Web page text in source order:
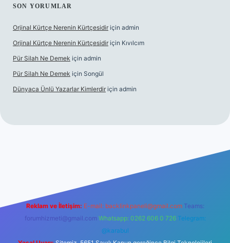
SON YORUMLAR
Orjinal Kürtçe Nerenin Kürtçesidir için admin
Orjinal Kürtçe Nerenin Kürtçesidir için Kıvılcım
Pür Silah Ne Demek için admin
Pür Silah Ne Demek için Songül
Dünyaca Ünlü Yazarlar Kimlerdir için admin
Reklam ve İletişim: E-mail: backlinkpaneli@gmail.com Teams:
forumhizmeti@gmail.com Whatsapp: 0262 606 0 726 Telegram:
@karabul